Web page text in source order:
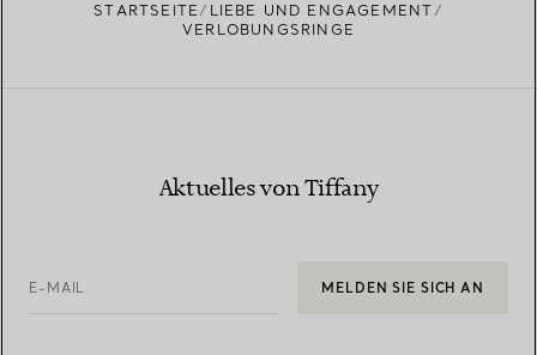
Erfahren Sie mehr über die Herkunft unserer Diamanten
und unsere verantwortungsvolle Beschaffung
STARTSEITE
LIEBE UND ENGAGEMENT
VERLOBUNGSRINGE
Aktuelles von Tiffany
E-MAIL MELDEN SIE SICH AN